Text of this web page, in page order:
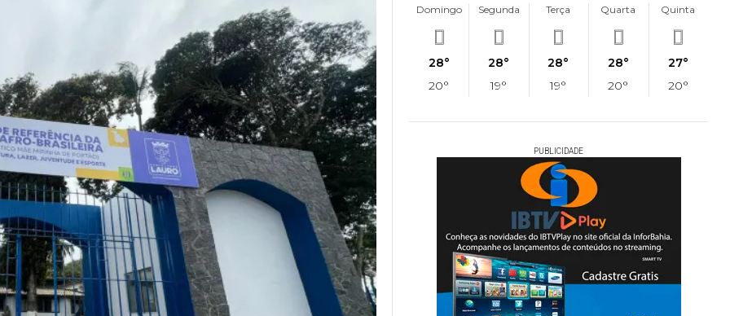
Domingo
28°
20°
Segunda
28°
19°
Terça
28°
19°
Quarta
28°
20°
Quinta
27°
20°
PUBLICIDADE